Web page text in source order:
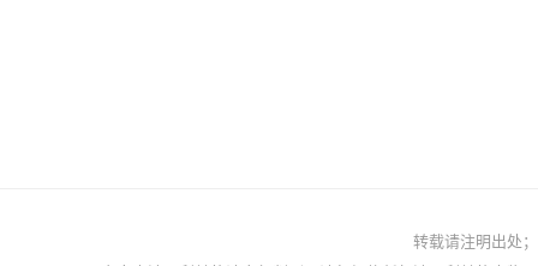
转载请注明出处；